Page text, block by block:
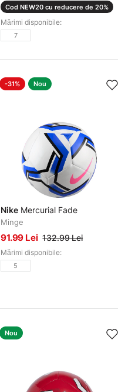
Cod NEW20 cu reducere de 20%
Mărimi disponibile:
7
-31% Nou
Nike Mercurial Fade
Minge
91.99 Lei 132.99 Lei
Mărimi disponibile:
5
Nou